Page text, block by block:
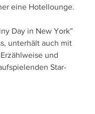
eine Hotellounge.
Day in New York”
unterhält auch mit
und
Star-